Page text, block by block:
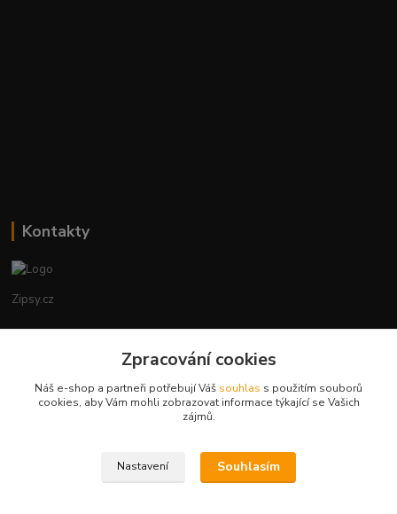
Kontakty
Zipsy.cz
+420774877333
obchod@zipsy.cz
Zpracování cookies
Náš e-shop a partneři potřebují Váš souhlas s použitím souborů
cookies, aby Vám mohli zobrazovat informace týkající se Vašich
zájmů.
Nastavení Souhlasím